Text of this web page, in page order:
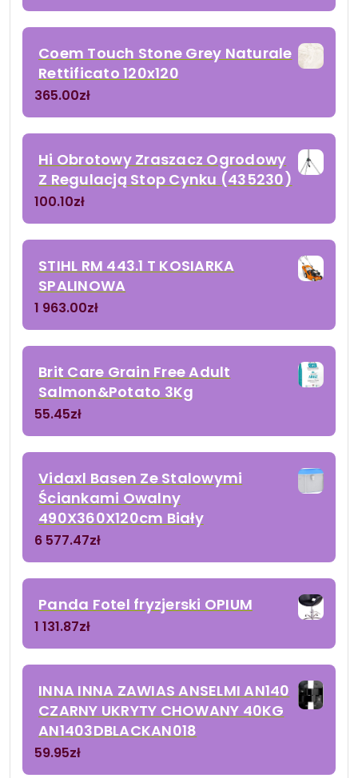
Coem Touch Stone Grey Naturale
Rettificato 120x120
365.00zł
Hi Obrotowy Zraszacz Ogrodowy
Z Regulacją Stop Cynku (435230)
100.10zł
STIHL RM 443.1 T KOSIARKA
SPALINOWA
1 963.00zł
Brit Care Grain Free Adult
Salmon&Potato 3Kg
55.45zł
Vidaxl Basen Ze Stalowymi
Ściankami Owalny
490X360X120cm Biały
6 577.47zł
Panda Fotel fryzjerski OPIUM
1 131.87zł
INNA INNA ZAWIAS ANSELMI AN140
CZARNY UKRYTY CHOWANY 40KG
AN1403DBLACKAN018
59.95zł